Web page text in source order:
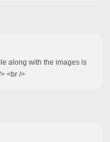
along with the images is
<br />